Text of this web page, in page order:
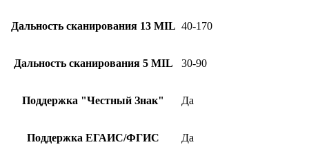
Дальность сканирования 13 MIL 40-170
Дальность сканирования 5 MIL 30-90
Поддержка "Честный Знак" Да
Поддержка ЕГАИС/ФГИС Да